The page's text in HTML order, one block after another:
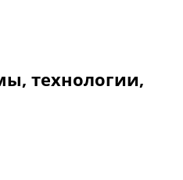
технологии,